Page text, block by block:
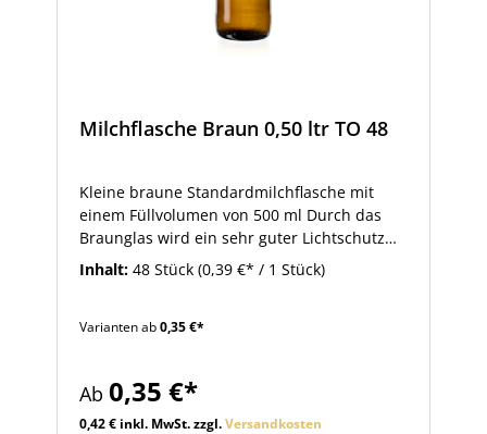
Milchflasche Braun 0,50 ltr TO 48
Kleine braune Standardmilchflasche mit
einem Füllvolumen von 500 ml Durch das
Braunglas wird ein sehr guter Lichtschutz
für das Füllgut erreicht. Abweichend von
Ihrer Hauptverwendung als Milchflasche
Feinkostprodukte wie zum Beispiel
passenden Verschlüsse finden sie im
Zubehör.
Inhalt: 48 Stück (0,39 €* / 1 Stück)
Varianten ab0,35 €*
Ab 0,35 €*
0,42 € inkl. MwSt. zzgl.Versandkosten